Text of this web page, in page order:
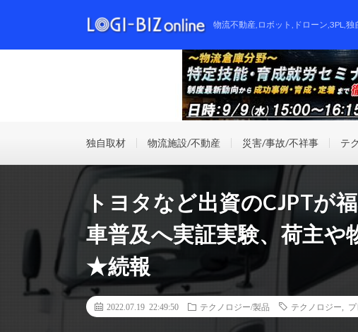
物流不動産,ロボット,ドローン,3PL,
独自取材 物流施設/不動産 災害/事故/不祥事 テ
トヨタなど出資のCJPTが
車普及へ実証実験、荷主や
★続報
2022.07.19 22:49:50 テクノロジー/製品 テクノロジー